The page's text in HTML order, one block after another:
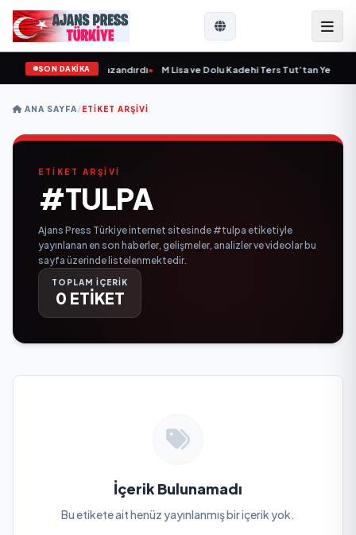
SON DAKİKA
Yeni Bir Marka Kazandırdı• M Lisa ve Dolu Kadehi Ters Tut’tan Yeni İş
ANA SAYFA/ETIKET ARŞIVI
ETİKET ARŞİVİ
#TULPA
Ajans Press Türkiye internet sitesinde #tulpa etiketiyle
yayınlanan en son haberler, gelişmeler, analizler ve videolar bu
sayfa üzerinde listelenmektedir.
TOPLAM İÇERİK
0 ETİKET
İçerik Bulunamadı
Bu etikete ait henüz yayınlanmış bir içerik yok.